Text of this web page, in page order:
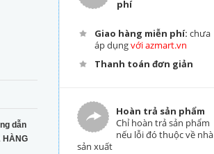
dẫn
HÀNG
phí
Giao hàng miễn phí: chưa
áp dụngvới azmart.vn
Thanh toán đơn giản
Hoàn trả sản phẩm
Chỉ hoàn trả sản phẩm
nếu lỗi đó thuộc về nhà
sản xuất